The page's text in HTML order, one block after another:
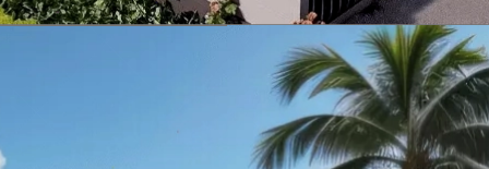
https://vietnamxua.edu.vn/nha-vuon-dep-gia-re